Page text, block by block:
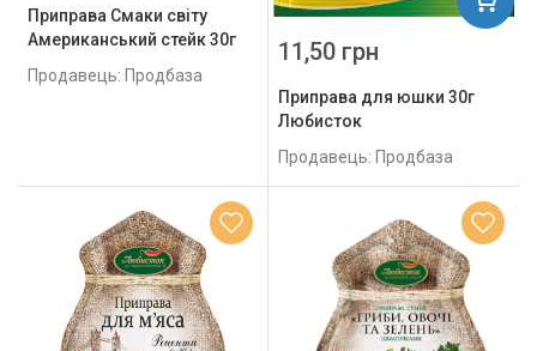
Приправа Смаки світу
Американський стейк 30г
Продавець: Продбаза
Приправа для юшки 30г
Любисток
Продавець: Продбаза
11,50 грн